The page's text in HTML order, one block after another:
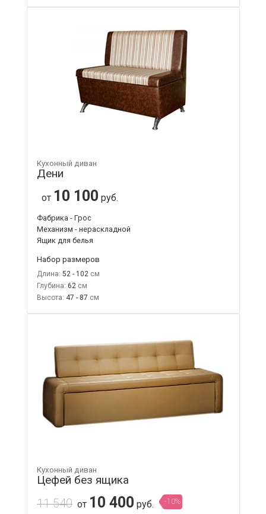
Кухонный диван
Дени
от 10 100 руб.
Фабрика - Грос
Механизм - нераскладной
Ящик для белья
Набор размеров
Длина: 52 - 102
Глубина: 62
Высота: 47 - 87
Кухонный диван
Цефей без ящика
11 540 от 10 400 руб. -10%